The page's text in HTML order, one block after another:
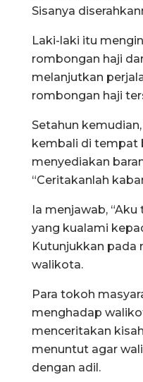
Sisanya
Laki-laki itu
rombongan haji
melanjutkan
rombongan haji
Setahun
kembali di tempat
menyediakan
“Ceritakanlah
Ia menjawab,
yang kualami
Kutunjukkan pada
walikota.
Para tokoh
menghadap
menceritakan
menuntut agar
dengan adil.